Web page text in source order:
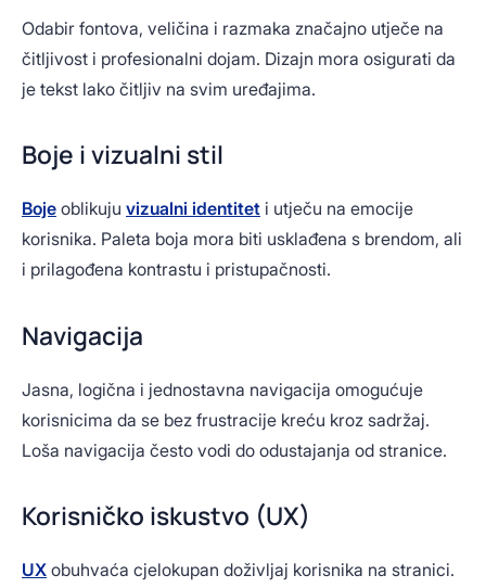
Odabir fontova, veličina i razmaka značajno utječe na
čitljivost i profesionalni dojam. Dizajn mora osigurati da
je tekst lako čitljiv na svim uređajima.
Boje i vizualni stil
Boje oblikuju vizualni identitet i utječu na emocije
korisnika. Paleta boja mora biti usklađena s brendom, ali
i prilagođena kontrastu i pristupačnosti.
Navigacija
Jasna, logična i jednostavna navigacija omogućuje
korisnicima da se bez frustracije kreću kroz sadržaj.
Loša navigacija često vodi do odustajanja od stranice.
Korisničko iskustvo (UX)
UX obuhvaća cjelokupan doživljaj korisnika na stranici.